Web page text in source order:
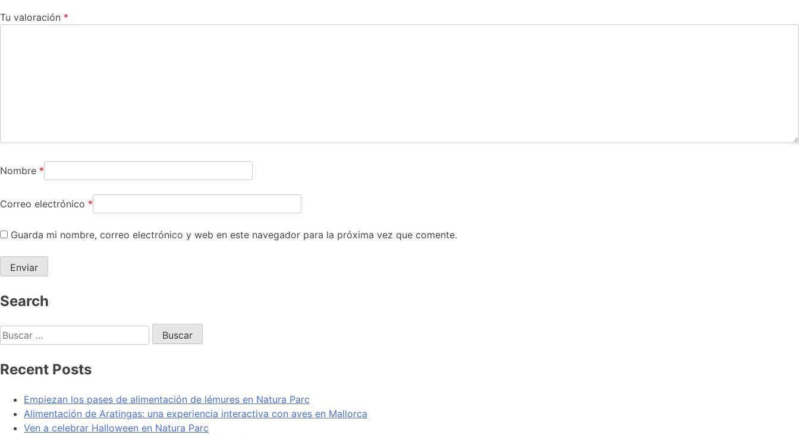
Tu valoración *
Nombre *
Correo electrónico *
Guarda mi nombre, correo electrónico y web en este navegador para la próxima vez que comente.
Search
Recent Posts
Empiezan los pases de alimentación de lémures en Natura Parc
Alimentación de Aratingas: una experiencia interactiva con aves en Mallorca
Ven a celebrar Halloween en Natura Parc